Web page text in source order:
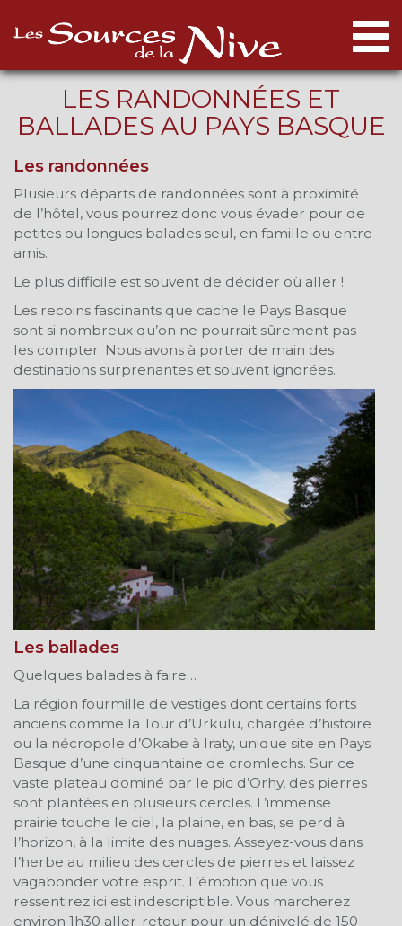
LES RANDONNÉES ET
BALLADES AU PAYS BASQUE
Les randonnées
Plusieurs départs de randonnées sont à proximité
de l’hôtel, vous pourrez donc vous évader pour de
petites ou longues balades seul, en famille ou entre
amis.
Le plus difficile est souvent de décider où aller !
Les recoins fascinants que cache le Pays Basque
sont si nombreux qu’on ne pourrait sûrement pas
les compter. Nous avons à porter de main des
destinations surprenantes et souvent ignorées.
Les ballades
Quelques balades à faire…
La région fourmille de vestiges dont certains forts
anciens comme la Tour d’Urkulu, chargée d’histoire
ou la nécropole d’Okabe à Iraty, unique site en Pays
Basque d’une cinquantaine de cromlechs. Sur ce
vaste plateau dominé par le pic d’Orhy, des pierres
sont plantées en plusieurs cercles. L’immense
prairie touche le ciel, la plaine, en bas, se perd à
l’horizon, à la limite des nuages. Asseyez-vous dans
l’herbe au milieu des cercles de pierres et laissez
vagabonder votre esprit. L’émotion que vous
ressentirez ici est indescriptible. Vous marcherez
environ 1h30 aller-retour pour un dénivelé de 150